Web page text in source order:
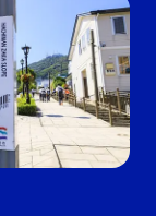
うれしい、ジ
。
飲食店